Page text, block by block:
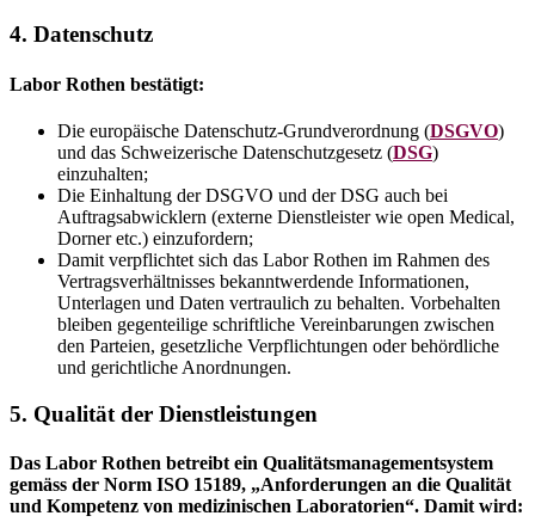
4. Datenschutz
Labor Rothen bestätigt:
Die europäische Datenschutz-Grundverordnung (DSGVO)
und das Schweizerische Datenschutzgesetz (DSG)
einzuhalten;
Die Einhaltung der DSGVO und der DSG auch bei
Auftragsabwicklern (externe Dienstleister wie open Medical,
Dorner etc.) einzufordern;
Damit verpflichtet sich das Labor Rothen im Rahmen des
Vertragsverhältnisses bekanntwerdende Informationen,
Unterlagen und Daten vertraulich zu behalten. Vorbehalten
bleiben gegenteilige schriftliche Vereinbarungen zwischen
den Parteien, gesetzliche Verpflichtungen oder behördliche
und gerichtliche Anordnungen.
5. Qualität der Dienstleistungen
Das Labor Rothen betreibt ein Qualitätsmanagementsystem
gemäss der Norm ISO 15189, „Anforderungen an die Qualität
und Kompetenz von medizinischen Laboratorien“. Damit wird: